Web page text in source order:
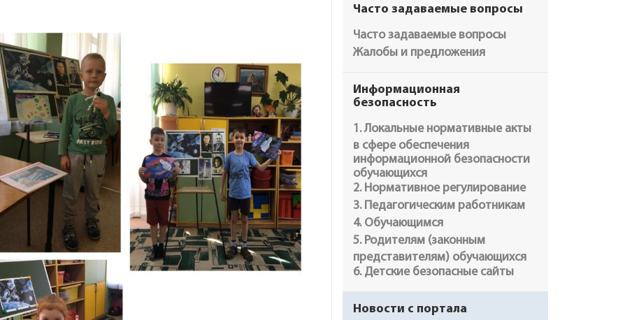
Часто задаваемые вопросы
Часто задаваемые вопросы
Жалобы и предложения
Информационная
безопасность
1. Локальные нормативные акты
в сфере обеспечения
информационной безопасности
обучающихся
2. Нормативное регулирование
3. Педагогическим работникам
4. Обучающимся
5. Родителям (законным
представителям) обучающихся
6. Детские безопасные сайты
Новости с портала